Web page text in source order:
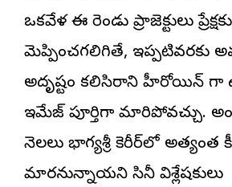
ఒకవేళ ఈ రెండు ప్రాజెక్టులు
మెప్పించగలిగితే, ఇప్పటివరకు
అదృష్టం కలిసిరాని హీరోయిన్ గా
ఇమేజ్ పూర్తిగా మారిపోవచ్చు.
నెలలు భాగ్యశ్రీ కెరీర్‌లో అత్యంత
మారనున్నాయని సినీ విశ్లేషకులు